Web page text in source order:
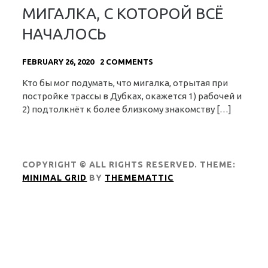
МИГАЛКА, С КОТОРОЙ ВСЁ
НАЧАЛОСЬ
FEBRUARY 26, 2020 2 COMMENTS
Кто бы мог подумать, что мигалка, отрытая при
постройке трассы в Дубках, окажется 1) рабочей и
2) подтолкнёт к более близкому знакомству […]
COPYRIGHT © ALL RIGHTS RESERVED. THEME:
MINIMAL GRID BY THEMEMATTIC